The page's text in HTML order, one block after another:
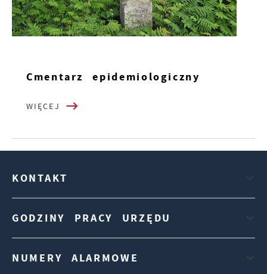
Cmentarz epidemiologiczny
WIĘCEJ
KONTAKT
GODZINY PRACY URZĘDU
NUMERY ALARMOWE